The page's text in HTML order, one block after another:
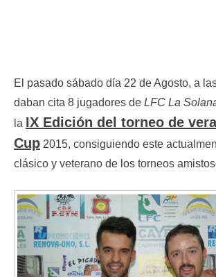
El pasado sábado día 22 de Agosto, a
daban cita 8 jugadores de LFC La
la IX Edición del torneo de
Cup 2015, consiguiendo este
clásico y veterano de los torneos